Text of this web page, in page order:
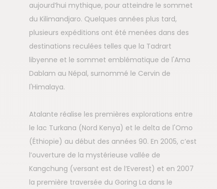
aujourd’hui mythique, pour atteindre le sommet
du Kilimandjaro. Quelques années plus tard,
plusieurs expéditions ont été menées dans des
destinations reculées telles que la Tadrart
libyenne et le sommet emblématique de l'Ama
Dablam au Népal, surnommé le Cervin de
l'Himalaya.
Atalante réalise les premières explorations entre
le lac Turkana (Nord Kenya) et le delta de l'Omo
(Éthiopie) au début des années 90. En 2005, c’est
l’ouverture de la mystérieuse vallée de
Kangchung (versant est de l’Everest) et en 2007
la première traversée du Goring La dans le